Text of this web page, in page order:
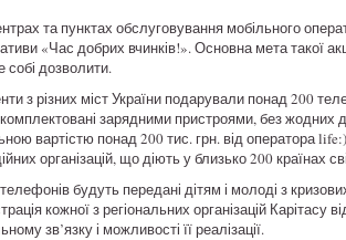
та пунктах обслуговування мобільного
«Час добрих вчинків!». Основна мета такої
дозволити.
з різних міст України подарували понад 200
зарядними пристроями, без
вартістю понад 200 тис. грн. від оператора
організацій, що діють у близько 200
будуть передані дітям і молоді з
кожної з регіональних організацій Карітасу
зв’язку і можливості її реалізації.